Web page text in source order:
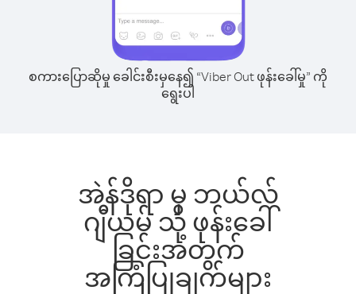
စကားပြောဆိုမှု ခေါင်းစီးမှနေ၍ “Viber Out ဖုန်းခေါ်မှု” ကို
ရွေးပါ
အဲန်ဒိုရာ မှ ဘယ်လ်
ဂျီယမ် သို့ ဖုန်းခေါ်
ခြင်းအတွက်
အကြံပြုချက်များ